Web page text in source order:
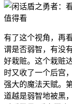
有了这个视角，再
谓是否弱智，有没
好栽赃。这个栽赃
时又收了一个后宫
强大的魔法天赋。
道越是弱智地被黑